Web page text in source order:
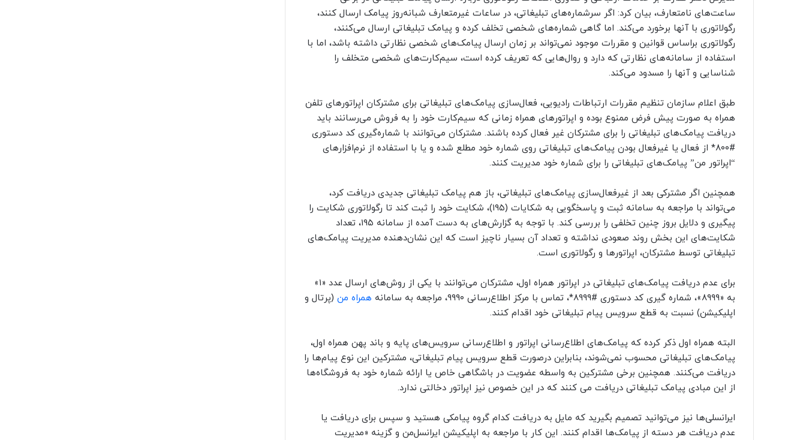
ساعت‌های نامتعارف، بیان کرد: اگر سرشماره‌های تبلیغاتی، در ساعات غیرمتعارف شبانه‌روز پیامک ارسال کنند،
رگولاتوری با آنها برخورد می‌کند. اما گاهی شماره‌های شخصی تخلف کرده و پیامک تبلیغاتی ارسال می‌کنند،
رگولاتوری براساس قوانین و مقررات موجود نمی‌تواند بر زمان ارسال پیامک‌های شخصی نظارتی داشته باشد، اما با
استفاده از سامانه‌های نظارتی که دارد و روال‌هایی که تعریف کرده است، سیم‌کارت‌های شخصی متخلف را
شناسایی و آنها را مسدود می‌کند.
طبق اعلام سازمان تنظیم مقررات ارتباطات رادیویی، فعال‌سازی پیامک‌های تبلیغاتی برای مشترکان اپراتورهای تلفن
همراه به صورت پیش ‌فرض ممنوع بوده و اپراتورهای همراه زمانی که سیم‌کارت خود را به فروش می‌رسانند باید
دریافت پیامک‌های تبلیغاتی را برای مشترکان غیر فعال کرده باشند. مشترکان می‌توانند با شماره‌گیری کد دستوری
#۸۰۰* از فعال یا غیرفعال بودن پیامک‌های تبلیغاتی روی شماره خود مطلع شده و یا با استفاده از نرم‌افزارهای
“اپراتور من” پیامک‌های تبلیغاتی را برای شماره خود مدیریت کنند.
همچنین اگر مشترکی بعد از غیرفعال‌سازی پیامک‌های تبلیغاتی، باز هم پیامک تبلیغاتی جدیدی دریافت کرد،
می‌تواند با مراجعه به سامانه ثبت و پاسخگویی به شکایات (۱۹۵)، شکایت خود را ثبت کند تا رگولاتوری شکایت را
پیگیری و دلایل بروز چنین تخلفی را بررسی کند. با توجه به گزارش‌های به دست آمده از سامانه ۱۹۵، تعداد
شکایت‌های این بخش روند صعودی نداشته و تعداد آن بسیار ناچیز است که این نشان‌دهنده مدیریت پیامک‌های
تبلیغاتی توسط مشترکان، اپراتورها و رگولاتوری است.
برای عدم دریافت پیامک‌های تبلیغاتی در اپراتور همراه اول، مشترکان می‌توانند با یکی از روش‌های ارسال عدد «۱»
به «۸۹۹۹»، شماره گیری کد دستوری #۸۹۹۹*، تماس با مرکز اطلاع‌رسانی ۹۹۹۰، مراجعه به سامانه
همراه من (پرتال و
اپلیکیشن) نسبت به قطع سرویس پیام تبلیغاتی خود اقدام کنند.
البته همراه اول ذکر کرده که پیامک‌های اطلاع‌رسانی اپراتور و اطلاع‌رسانی سرویس‌های پایه و باند پهن همراه اول،
پیامک‌های تبلیغاتی محسوب نمی‌شوند، بنابراین درصورت قطع سرویس پیام تبلیغاتی، مشترکین این نوع پیام‌ها را
دریافت می‌کنند. همچنین برخی مشترکین به واسطه عضویت در باشگاهی خاص یا ارائه شماره خود به فروشگاه‌ها
از این مبادی پیامک تبلیغاتی دریافت می کنند که در این خصوص نیز اپراتور دخالتی ندارد.
ایرانسلی‌ها نیز می‌توانید تصمیم بگیرید که مایل به دریافت کدام گروه پیامکی هستید و سپس برای دریافت یا
عدم دریافت هر دسته از پیامک‌ها اقدام کنند. این کار با مراجعه به اپلیکیشن ایرانسل‌من و گزینه «مدیریت